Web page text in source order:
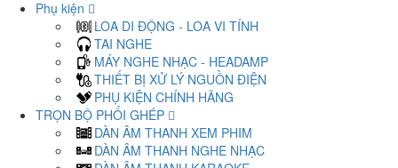
Phụ kiện
LOA DI ĐỘNG - LOA VI TÍNH
TAI NGHE
MÁY NGHE NHẠC - HEADAMP
THIẾT BỊ XỬ LÝ NGUỒN ĐIỆN
PHỤ KIỆN CHÍNH HÃNG
TRỌN BỘ PHỐI GHÉP
DÀN ÂM THANH XEM PHIM
DÀN ÂM THANH NGHE NHẠC